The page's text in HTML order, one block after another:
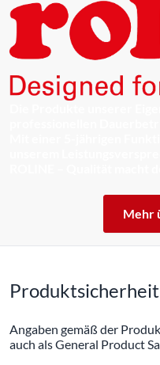
Mehr
Produktsicherheit
Angaben gemäß der
auch als General Product